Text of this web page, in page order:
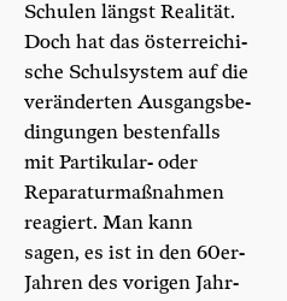
Schu­len längst Rea­li­tät.
Doch hat das öster­rei­chi­
sche Schul­sys­tem auf die
ver­än­der­ten Aus­gangs­be­
din­gun­gen bes­ten­falls
mit Par­ti­ku­lar- oder
Repa­ra­tur­maß­nah­men
reagiert. Man kann
sagen, es ist in den 60er-
Jah­ren des vori­gen Jahr­